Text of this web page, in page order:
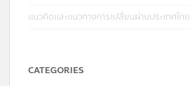
แนวคิดและแนวทางการเปลี่ยนผ่านประเทศไทย
CATEGORIES